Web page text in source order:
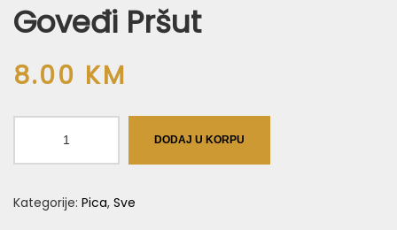
Goveđi Pršut
8.00 KM
DODAJ U KORPU
Kategorije: Pica, Sve